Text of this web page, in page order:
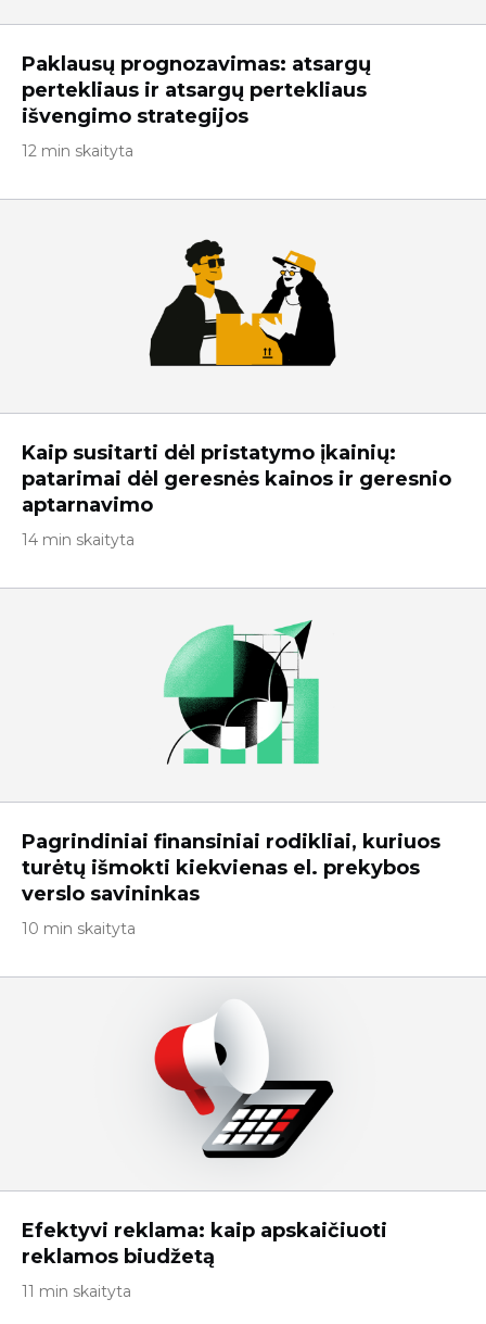
Paklausų prognozavimas: atsargų
pertekliaus ir atsargų pertekliaus
išvengimo strategijos
12 min skaityta
Kaip susitarti dėl pristatymo įkainių:
patarimai dėl geresnės kainos ir geresnio
aptarnavimo
14 min skaityta
Pagrindiniai finansiniai rodikliai, kuriuos
turėtų išmokti kiekvienas el. prekybos
verslo savininkas
10 min skaityta
Efektyvi reklama: kaip apskaičiuoti
reklamos biudžetą
11 min skaityta